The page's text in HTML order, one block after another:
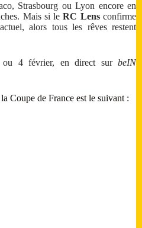
Strasbourg ou Lyon encore en
Mais si leRC Lensconfirme
alors tous les rêves restent
4 février, en direct sur beIN
Coupe de France est le suivant :